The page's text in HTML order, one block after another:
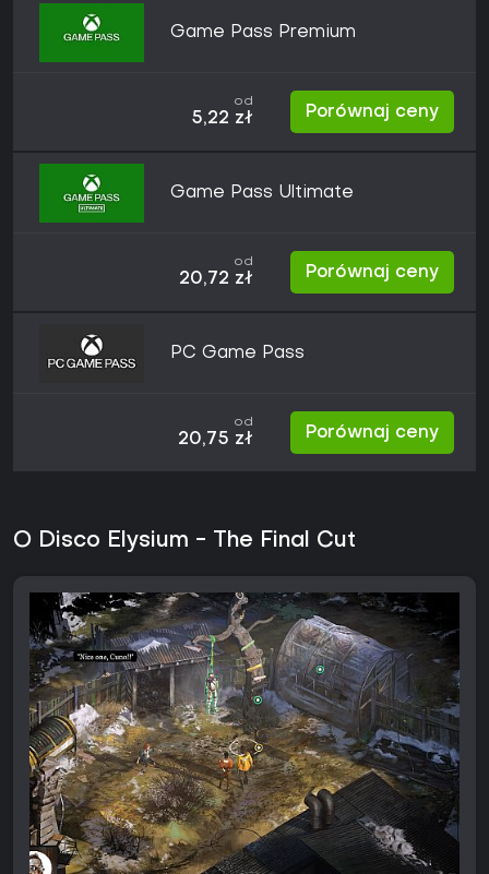
Game Pass Premium
od
5,22 zł Porównaj ceny
Game Pass Ultimate
od
20,72 zł Porównaj ceny
PC Game Pass
od
20,75 zł Porównaj ceny
O Disco Elysium - The Final Cut